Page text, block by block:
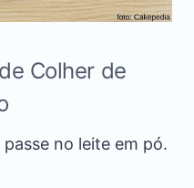
Colher de
no leite em pó.